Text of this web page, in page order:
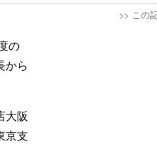
>> この
の
から
大阪
京支